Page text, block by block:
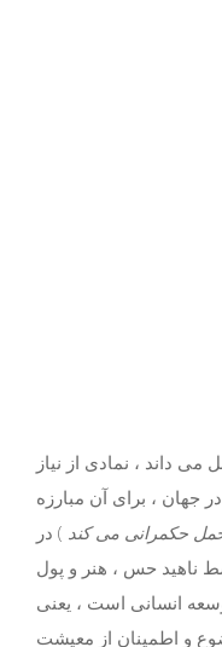
داند ، نمادی از نیاز
جهان ، برای آن مبارزه
حکمرانی می کند ) در
ناهید حس ، هنر و پول
انسانی است ، یعنی